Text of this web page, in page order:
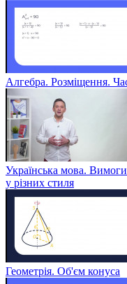
Алгебра. Розміщення.
Українська мова.
у різних стиля
Геометрія. Об'єм конуса